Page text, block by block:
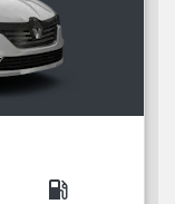
local_gas_station